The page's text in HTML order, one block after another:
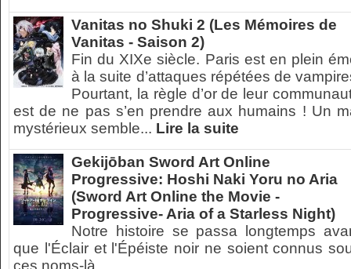
Vanitas no Shuki 2 (Les Mémoires de
Vanitas - Saison 2)
Fin du XIXe siècle. Paris est en plein
à la suite d’attaques répétées de
Pourtant, la règle d’or de leur
est de ne pas s’en prendre aux humains ! Un
mystérieux semble... Lire la suite
Gekijōban Sword Art Online
Progressive: Hoshi Naki Yoru no Aria
(Sword Art Online the Movie -
Progressive- Aria of a Starless Night)
Notre histoire se passa longtemps
que l'Éclair et l'Épéiste noir ne soient connus
ces noms-là...